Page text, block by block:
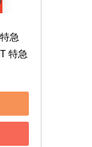
急
特急